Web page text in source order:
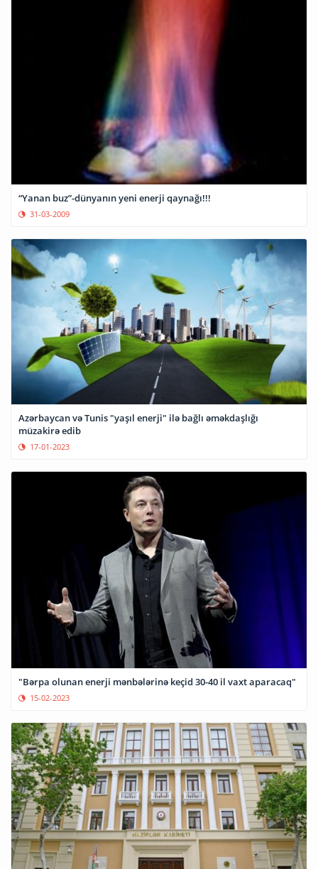
“Yanan buz”-dünyanın yeni enerji qaynağı!!!
31-03-2009
Azərbaycan və Tunis "yaşıl enerji" ilə bağlı əməkdaşlığı
müzakirə edib
17-01-2023
"Bərpa olunan enerji mənbələrinə keçid 30-40 il vaxt aparacaq"
15-02-2023